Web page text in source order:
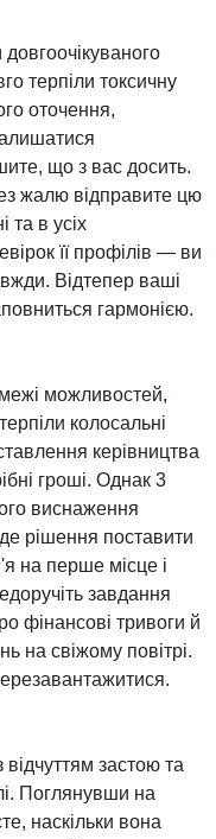
терпіли токсичну
оточення,
що з вас досить.
жалю відправите цю
та в усіх
її профілів — ви
Відтепер ваші
гармонією.
можливостей,
колосальні
керівництва
гроші. Однак 3
виснаження
рішення поставити
на перше місце і
завдання
фінансові тривоги й
на свіжому повітрі.
застою та
Поглянувши на
наскільки вона